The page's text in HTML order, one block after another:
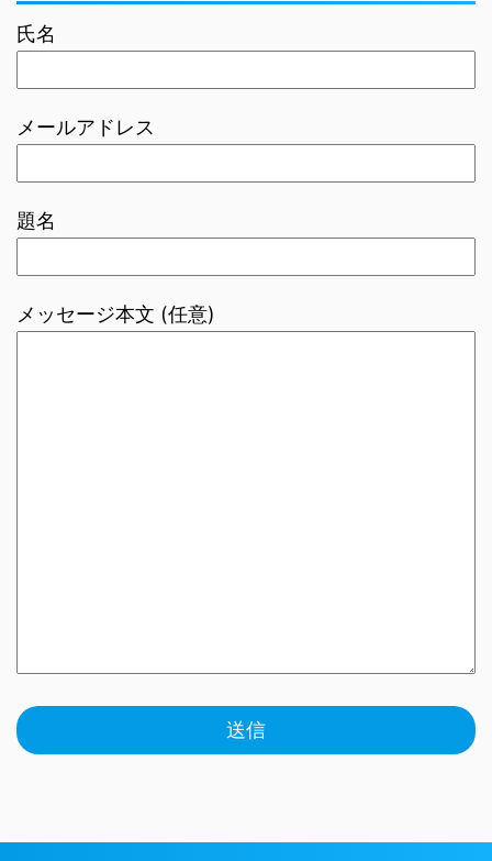
氏名
メールアドレス
題名
メッセージ本文 (任意)